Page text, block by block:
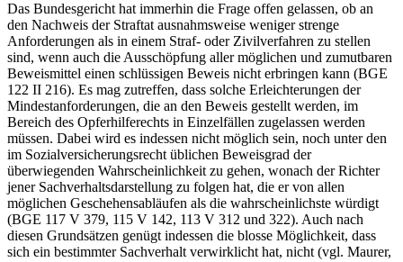
Das Bundesgericht hat immerhin die Frage offen gelassen, ob an
den Nachweis der Straftat ausnahmsweise weniger strenge
Anforderungen als in einem Straf- oder Zivilverfahren zu stellen
sind, wenn auch die Ausschöpfung aller möglichen und zumutbaren
Beweismittel einen schlüssigen Beweis nicht erbringen kann (BGE
122 II 216). Es mag zutreffen, dass solche Erleichterungen der
Mindestanforderungen, die an den Beweis gestellt werden, im
Bereich des Opferhilferechts in Einzelfällen zugelassen werden
müssen. Dabei wird es indessen nicht möglich sein, noch unter den
im Sozialversicherungsrecht üblichen Beweisgrad der
überwiegenden Wahrscheinlichkeit zu gehen, wonach der Richter
jener Sachverhaltsdarstellung zu folgen hat, die er von allen
möglichen Geschehensabläufen als die wahrscheinlichste würdigt
(BGE 117 V 379, 115 V 142, 113 V 312 und 322). Auch nach
diesen Grundsätzen genügt indessen die blosse Möglichkeit, dass
sich ein bestimmter Sachverhalt verwirklicht hat, nicht (vgl. Maurer,